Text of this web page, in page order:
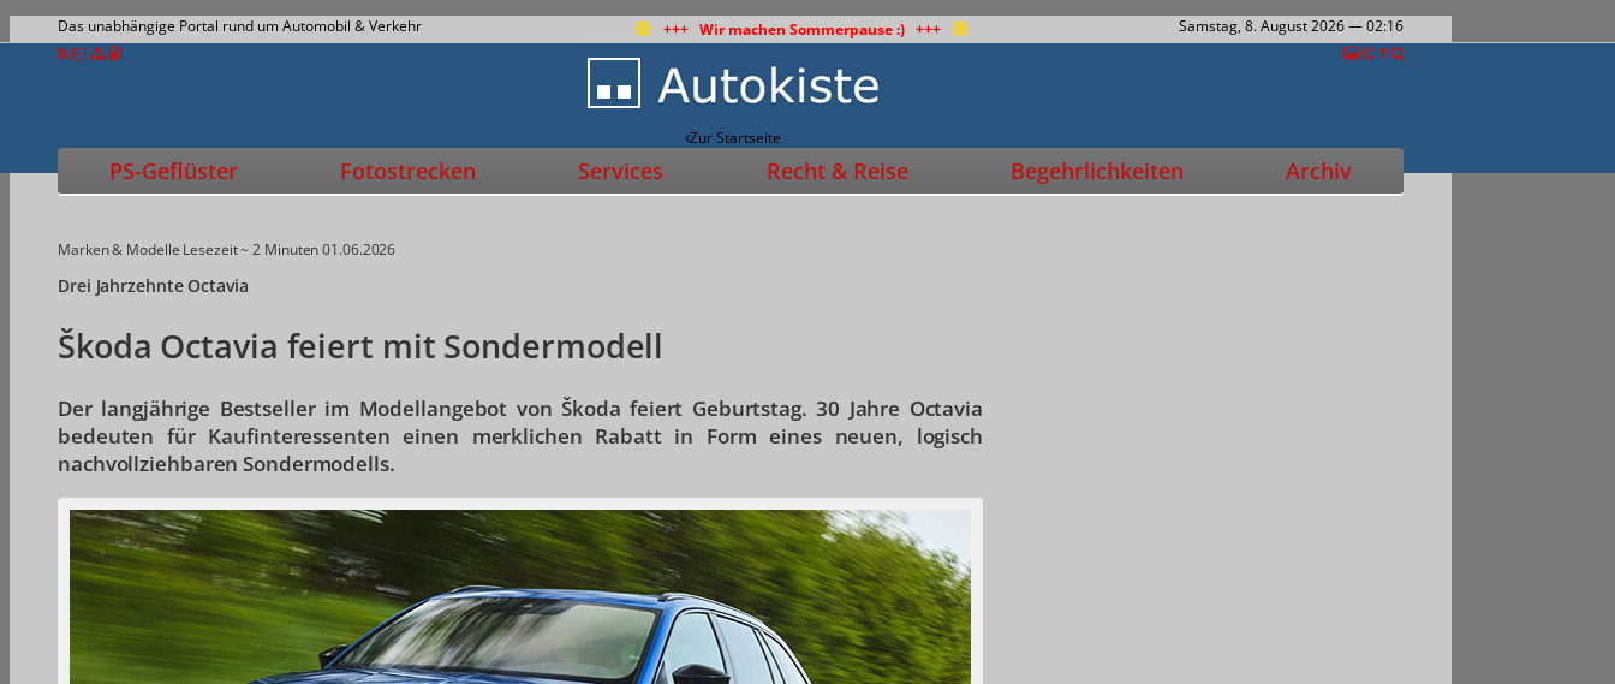
Das unabhängige Portal rund um Automobil & Verkehr +++ Wir machen Sommerpause :) +++ Samstag, 8. August 2026— 02:16
Zur Startseite
PS-Geflüster Fotostrecken Services Recht & Reise Begehrlichkeiten Archiv
Marken & Modelle Lesezeit ~ 2 Minuten01.06.2026
Drei Jahrzehnte Octavia
Škoda Octavia feiert mit Sondermodell
Der langjährige Bestseller im Modellangebot von Škoda feiert Geburtstag. 30 Jahre Octavia
bedeuten für Kaufinteressenten einen merklichen Rabatt in Form eines neuen, logisch
nachvollziehbaren Sondermodells.